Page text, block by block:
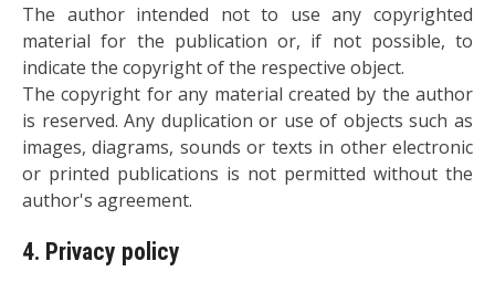
The author intended not to use any copyrighted
material for the publication or, if not possible, to
indicate the copyright of the respective object.
The copyright for any material created by the author
is reserved. Any duplication or use of objects such as
images, diagrams, sounds or texts in other electronic
or printed publications is not permitted without the
author's agreement.
4. Privacy policy